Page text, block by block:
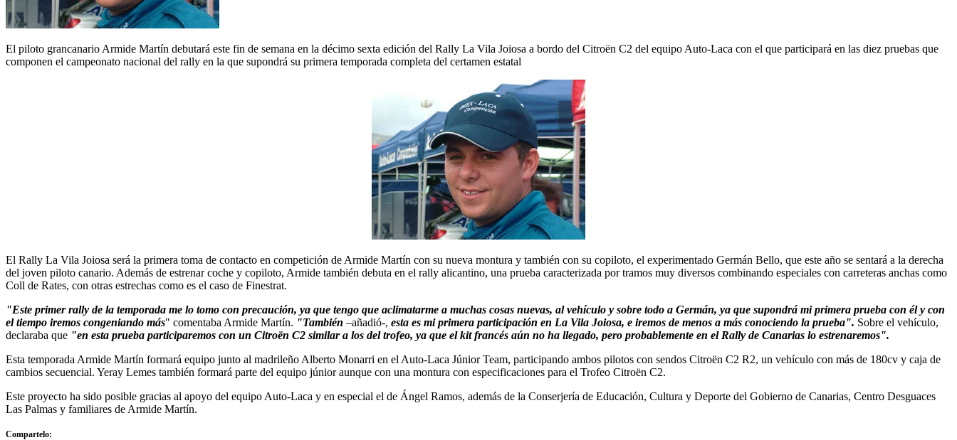
El piloto grancanario Armide Martín debutará este fin de semana en la décimo sexta edición del Rally La Vila Joiosa a bordo del Citroën C2 del equipo Auto-Laca con el que participará en las diez pruebas que
componen el campeonato nacional del rally en la que supondrá su primera temporada completa del certamen estatal
El Rally La Vila Joiosa será la primera toma de contacto en competición de Armide Martín con su nueva montura y también con su copiloto, el experimentado Germán Bello, que este año se sentará a la derecha
del joven piloto canario. Además de estrenar coche y copiloto, Armide también debuta en el rally alicantino, una prueba caracterizada por tramos muy diversos combinando especiales con carreteras anchas como
Coll de Rates, con otras estrechas como es el caso de Finestrat.
"Este primer rally de la temporada me lo tomo con precaución, ya que tengo que aclimatarme a muchas cosas nuevas, al vehículo y sobre todo a Germán, ya que supondrá mi primera prueba con él y con
el tiempo iremos congeniando más" comentaba Armide Martín. "También –añadió-, esta es mi primera participación en La Vila Joiosa, e iremos de menos a más conociendo la prueba". Sobre el vehículo,
declaraba que "en esta prueba participaremos con un Citroën C2 similar a los del trofeo, ya que el kit francés aún no ha llegado, pero probablemente en el Rally de Canarias lo estrenaremos".
Esta temporada Armide Martín formará equipo junto al madrileño Alberto Monarri en el Auto-Laca Júnior Team, participando ambos pilotos con sendos Citroën C2 R2, un vehículo con más de 180cv y caja de
cambios secuencial. Yeray Lemes también formará parte del equipo júnior aunque con una montura con especificaciones para el Trofeo Citroën C2.
Este proyecto ha sido posible gracias al apoyo del equipo Auto-Laca y en especial el de Ángel Ramos, además de la Conserjería de Educación, Cultura y Deporte del Gobierno de Canarias, Centro Desguaces
Las Palmas y familiares de Armide Martín.
Compartelo: